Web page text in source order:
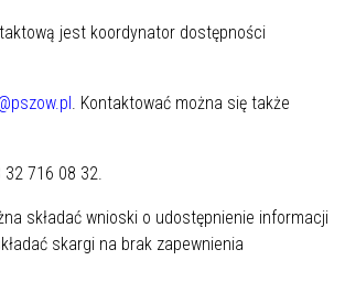
jest koordynator dostępności
. Kontaktować można się także
716 08 32.
składać wnioski o udostępnienie informacji
skargi na brak zapewnienia